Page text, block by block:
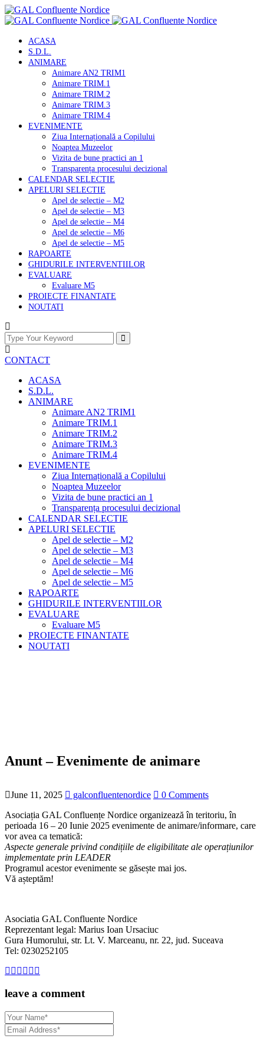
ACASA
S.D.L.
ANIMARE
Animare AN2 TRIM1
Animare TRIM.1
Animare TRIM.2
Animare TRIM.3
Animare TRIM.4
EVENIMENTE
Ziua Internațională a Copilului
Noaptea Muzeelor
Vizita de bune practici an 1
Transparența procesului decizional
CALENDAR SELECTIE
APELURI SELECTIE
Apel de selectie – M2
Apel de selectie – M3
Apel de selectie – M4
Apel de selectie – M6
Apel de selectie – M5
RAPOARTE
GHIDURILE INTERVENTIILOR
EVALUARE
Evaluare M5
PROIECTE FINANTATE
NOUTATI
CONTACT
ACASA
S.D.L.
ANIMARE
Animare AN2 TRIM1
Animare TRIM.1
Animare TRIM.2
Animare TRIM.3
Animare TRIM.4
EVENIMENTE
Ziua Internațională a Copilului
Noaptea Muzeelor
Vizita de bune practici an 1
Transparența procesului decizional
CALENDAR SELECTIE
APELURI SELECTIE
Apel de selectie – M2
Apel de selectie – M3
Apel de selectie – M4
Apel de selectie – M6
Apel de selectie – M5
RAPOARTE
GHIDURILE INTERVENTIILOR
EVALUARE
Evaluare M5
PROIECTE FINANTATE
NOUTATI
Anunt – Evenimente de animare
June 11, 2025 galconfluentenordice
0 Comments
Asociația GAL Confluențe Nordice organizează în teritoriu, în
perioada 16 – 20 Iunie 2025 evenimente de animare/informare, care
vor avea ca tematică:
Aspecte generale privind condițiile de eligibilitate ale operațiunilor
implementate prin LEADER
Programul acestor evenimente se găsește mai jos.
Vă așteptăm!
Asociatia GAL Confluente Nordice
Reprezentant legal: Marius Ioan Ursaciuc
Gura Humorului, str. Lt. V. Marceanu, nr. 22, jud. Suceava
Tel: 0230252105
leave a comment